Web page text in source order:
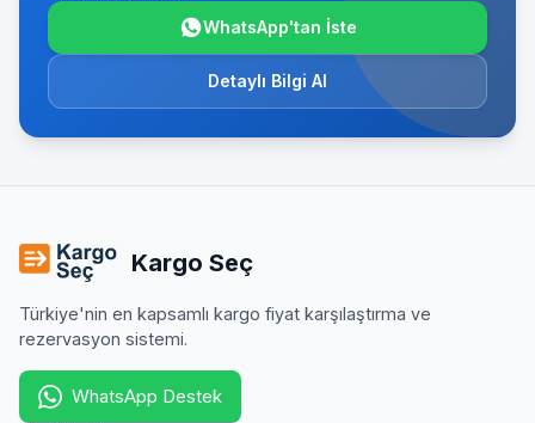
WhatsApp'tan İste
Detaylı Bilgi Al
Kargo Seç
Türkiye'nin en kapsamlı kargo fiyat karşılaştırma ve
rezervasyon sistemi.
WhatsApp Destek